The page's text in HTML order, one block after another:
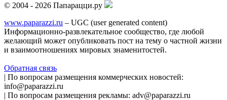
© 2004 - 2026 Папарацци.ру
www.paparazzi.ru – UGC (user generated content)
Информационно-развлекательное сообщество, где любой
желающий может опубликовать пост на тему о частной жизни
и взаимоотношениях мировых знаменитостей.
Обратная связь
| По вопросам размещения коммерческих новостей:
info@paparazzi.ru
| По вопросам размещения рекламы: adv@paparazzi.ru